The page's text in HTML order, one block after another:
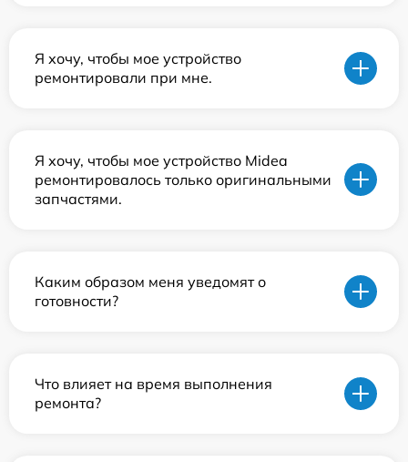
Я хочу, чтобы мое устройство
ремонтировали при мне.
Я хочу, чтобы мое устройство Midea
ремонтировалось только оригинальными
запчастями.
Каким образом меня уведомят о
готовности?
Что влияет на время выполнения
ремонта?